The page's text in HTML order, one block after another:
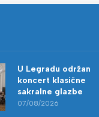
U Legradu održan
koncert klasične
sakralne glazbe
07/08/2026